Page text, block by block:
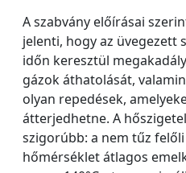
A szabvány előírásai
jelenti, hogy az üvegezett
időn keresztül
gázok áthatolását,
olyan repedések,
átterjedhetne. A
szigorúbb: a nem tűz
hőmérséklet átlagos